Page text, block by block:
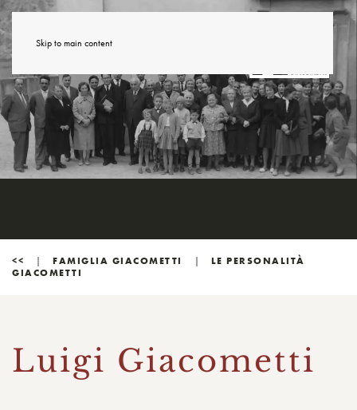
Skip to main content
<< FAMIGLIA GIACOMETTI
LE PERSONALITÀ
GIACOMETTI
Luigi Giacometti